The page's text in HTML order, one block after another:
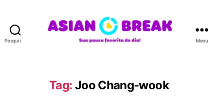
Pesquisar
A
N
Menu
Tag: Joo Chang-wook